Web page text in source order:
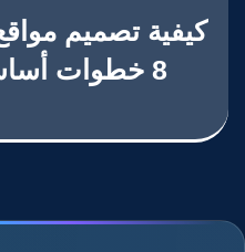
كيفية تصميم
8 خطوات أساسية لعام 2026؟